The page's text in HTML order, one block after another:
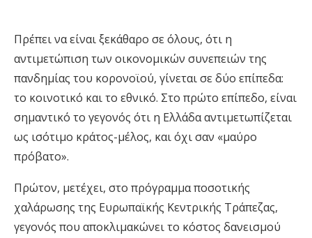
Πρέπει να είναι ξεκάθαρο σε όλους, ότι η
αντιμετώπιση των οικονομικών συνεπειών της
πανδημίας του κορονοϊού, γίνεται σε δύο επίπεδα:
το κοινοτικό και το εθνικό. Στο πρώτο επίπεδο, είναι
σημαντικό το γεγονός ότι η Ελλάδα αντιμετωπίζεται
ως ισότιμο κράτος-μέλος, και όχι σαν «μαύρο
πρόβατο».
Πρώτον, μετέχει, στο πρόγραμμα ποσοτικής
χαλάρωσης της Ευρωπαϊκής Κεντρικής Τράπεζας,
γεγονός που αποκλιμακώνει το κόστος δανεισμού